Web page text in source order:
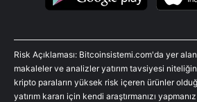
Risk Açıklaması: Bitcoinsistemi.com'da yer
makaleler ve analizler yatırım tavsiyesi
kripto paraların yüksek risk içeren ürünler
yatırım kararı için kendi araştırmanızı